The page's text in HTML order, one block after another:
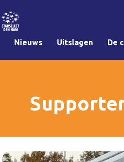
Nieuws Uitslagen De